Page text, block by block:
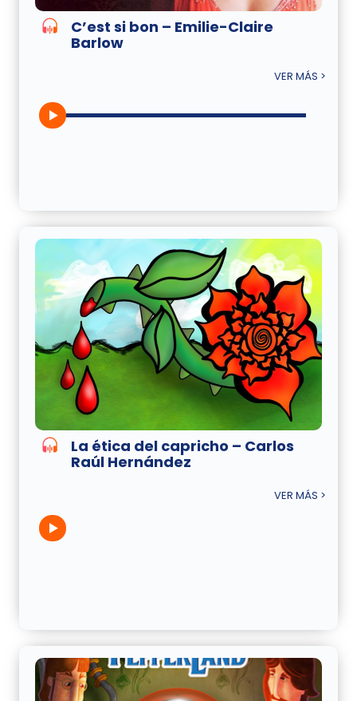
C’est si bon – Emilie-Claire
Barlow
VER MÁS >
La ética del capricho – Carlos
Raúl Hernández
VER MÁS >